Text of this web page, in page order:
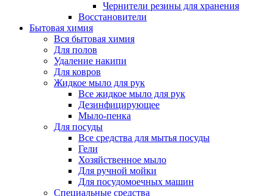
Чернители резины для хранения
Восстановители
Бытовая химия
Вся бытовая химия
Для полов
Удаление накипи
Для ковров
Жидкое мыло для рук
Все жидкое мыло для рук
Дезинфицирующее
Мыло-пенка
Для посуды
Все средства для мытья посуды
Гели
Хозяйственное мыло
Для ручной мойки
Для посудомоечных машин
Специальные средства